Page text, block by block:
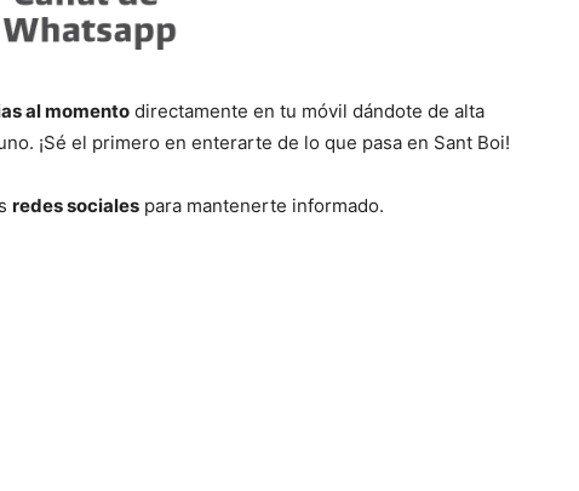
almomento directamente en tu móvil dándote de alta
¡Sé el primero en enterarte de lo que pasa en Sant Boi!
redes sociales para mantenerte informado.